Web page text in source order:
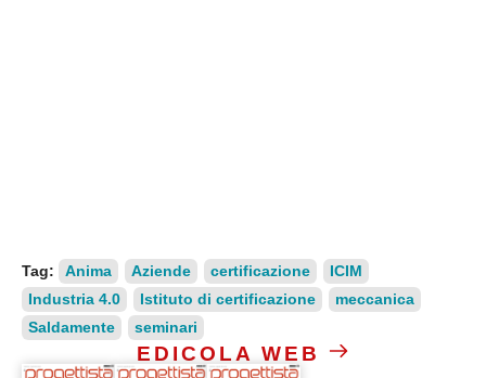
Tag: Anima Aziende certificazione
ICIM
Industria 4.0
Istituto di certificazione
meccanica
Saldamente
seminari
EDICOLA WEB